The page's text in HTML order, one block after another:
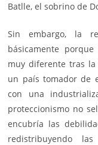
Batlle, el sobrino de
Sin embargo, la
básicamente
muy diferente tras la
un país tomador de
con una
proteccionismo no
encubría las
redistribuyendo